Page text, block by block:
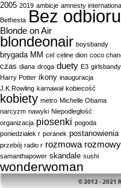
2005 2019 ambicje amnesty
Bethesta Bez odbioru
Blonde on Air
blondeonair boysbandy
brygada MM cel celine dion coco
czas diana droga duety E3 girlsbandy
Harry Potter ikony inauguracja
J.K.Rowling karnawał kobiecość
kobiety metro Michelle Obama
narcyzm nawyki Niepodległość
organizacja piosenki pogoda
poniedziałek r poranek postanowienia
przebój radio r rozmowa rozmowy
samanthapower skandale sushi
wonderwoman
© 2012 - 2021